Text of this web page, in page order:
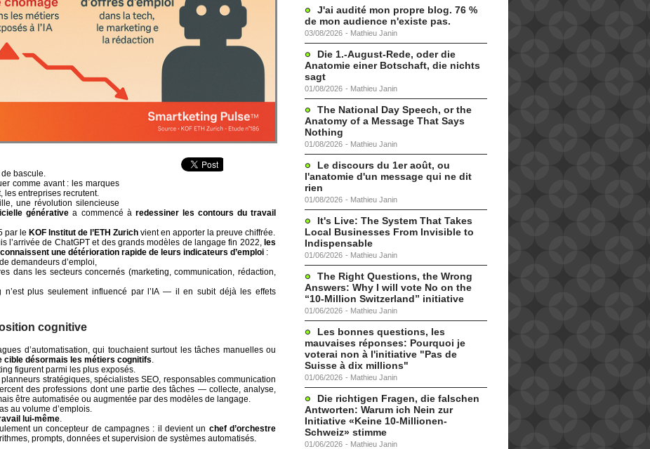
bascule.
comme avant : les marques
les entreprises recrutent.
une révolution silencieuse
générative a commencé à redessiner les contours du travail
par le KOF Institut de l’ETH Zurich vient en apporter la preuve chiffrée.
l’arrivée de ChatGPT et des grands modèles de langage fin 2022, les
une détérioration rapide de leurs indicateurs d’emploi :
demandeurs d’emploi,
dans les secteurs concernés (marketing, communication, rédaction,
plus seulement influencé par l’IA — il en subit déjà les effets
cognitive
d’automatisation, qui touchaient surtout les tâches manuelles ou
cible désormais les métiers cognitifs.
figurent parmi les plus exposés.
stratégiques, spécialistes SEO, responsables communication
des professions dont une partie des tâches — collecte, analyse,
être automatisée ou augmentée par des modèles de langage.
au volume d’emplois.
lui-même.
un concepteur de campagnes : il devient un chef d’orchestre
prompts, données et supervision de systèmes automatisés.
J'ai audité mon propre blog. 76 %
de mon audience n'existe pas.
03/08/2026 - Mathieu Janin
Die 1.-August-Rede, oder die
Anatomie einer Botschaft, die nichts
sagt
01/08/2026 - Mathieu Janin
The National Day Speech, or the
Anatomy of a Message That Says
Nothing
01/08/2026 - Mathieu Janin
Le discours du 1er août, ou
l'anatomie d'un message qui ne dit
rien
01/08/2026 - Mathieu Janin
It's Live: The System That Takes
Local Businesses From Invisible to
Indispensable
01/06/2026 - Mathieu Janin
The Right Questions, the Wrong
Answers: Why I will vote No on the
“10-Million Switzerland” initiative
01/06/2026 - Mathieu Janin
Les bonnes questions, les
mauvaises réponses: Pourquoi je
voterai non à l'initiative "Pas de
Suisse à dix millions"
01/06/2026 - Mathieu Janin
Die richtigen Fragen, die falschen
Antworten: Warum ich Nein zur
Initiative «Keine 10-Millionen-
Schweiz» stimme
01/06/2026 - Mathieu Janin